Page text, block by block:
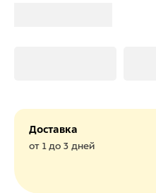
Доставка
от 1 до 3 дней